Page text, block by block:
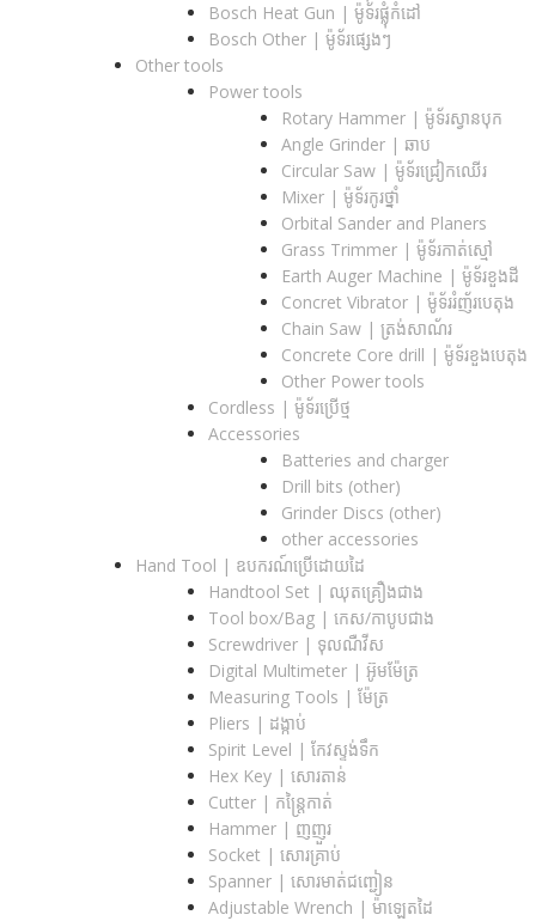
Bosch Heat Gun | ម៉ូទ័រផ្លុំកំដៅ
Bosch Other | ម៉ូទ័រផ្សេងៗ
Other tools
Power tools
Rotary Hammer | ម៉ូទ័រស្វានបុក
Angle Grinder | ឆាប
Circular Saw​ | ម៉ូទ័រជ្រៀកឈើរ
Mixer | ម៉ូទ័រកូរថ្នាំ
Orbital Sander and Planers
Grass Trimmer | ម៉ូទ័រកាត់ស្មៅ
Earth Auger Machine | ម៉ូទ័រខួងដី
Concret Vibrator | ម៉ូទ័ររំញ័របេតុង
Chain Saw | ត្រង់សាណ័រ
Concrete Core drill | ម៉ូទ័រខួងបេតុង
Other Power tools
Cordless​ | ម៉ូទ័រប្រើថ្ម
Accessories
Batteries and charger
Drill bits (other)
Grinder Discs (other)
other accessories
Hand Tool | ឧបករណ៍ប្រើដោយដៃ
Handtool Set | ឈុតគ្រឿងជាង
Tool box/Bag | កេស/កាបូបជាង
Screwdriver | ទុលណឺវីស
Digital Multimeter | អ៊ូមម៉ែត្រ
Measuring Tools | ម៉ែត្រ
Pliers | ដង្កាប់
Spirit Level | កែវស្ទង់ទឹក
Hex Key | សោរតាន់
Cutter | កន្រ្តៃកាត់
Hammer | ញញួរ
Socket | សោរគ្រាប់
Spanner |​ សោរមាត់ជញ្ជៀន
Adjustable Wrench |​ ម៉ាឡេតដៃ